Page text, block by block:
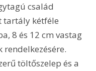
család
tartály kétféle
8 és 12 cm vastag
töltőszelep és a